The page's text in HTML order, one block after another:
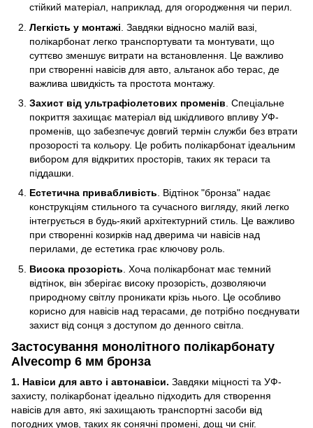
стійкий матеріал, наприклад, для огородження чи перил.
Легкість у монтажі . Завдяки відносно малій вазі,
полікарбонат легко транспортувати та монтувати, що
суттєво зменшує витрати на встановлення. Це важливо
при створенні навісів для авто, альтанок або терас, де
важлива швидкість та простота монтажу.
Захист від ультрафіолетових променів . Спеціальне
покриття захищає матеріал від шкідливого впливу УФ-
променів, що забезпечує довгий термін служби без втрати
прозорості та кольору. Це робить полікарбонат ідеальним
вибором для відкритих просторів, таких як тераси та
піддашки.
Естетична привабливість. Відтінок "бронза" надає
конструкціям стильного та сучасного вигляду, який легко
інтегрується в будь-який архітектурний стиль. Це важливо
при створенні козирків над дверима чи навісів над
перилами, де естетика грає ключову роль.
Висока прозорість . Хоча полікарбонат має темний
відтінок, він зберігає високу прозорість, дозволяючи
природному світлу проникати крізь нього. Це особливо
корисно для навісів над терасами, де потрібно поєднувати
захист від сонця з доступом до денного світла.
Застосування монолітного полікарбонату
Alvecomp 6 мм бронза
1. Навіси для авто і автонавіси. Завдяки міцності та УФ-
захисту, полікарбонат ідеально підходить для створення
навісів для авто, які захищають транспортні засоби від
погодних умов, таких як сонячні промені, дощ чи сніг.